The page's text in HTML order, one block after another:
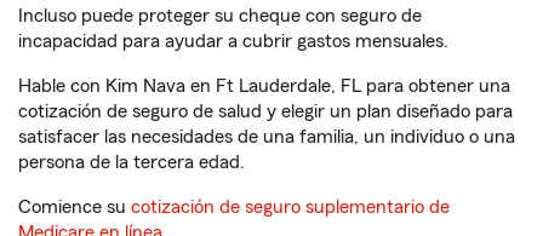
Incluso puede proteger su cheque con seguro de
incapacidad para ayudar a cubrir gastos mensuales.
Hable con Kim Nava en Ft Lauderdale, FL para obtener una
cotización de seguro de salud y elegir un plan diseñado para
satisfacer las necesidades de una familia, un individuo o una
persona de la tercera edad.
Comience su cotización de seguro suplementario de